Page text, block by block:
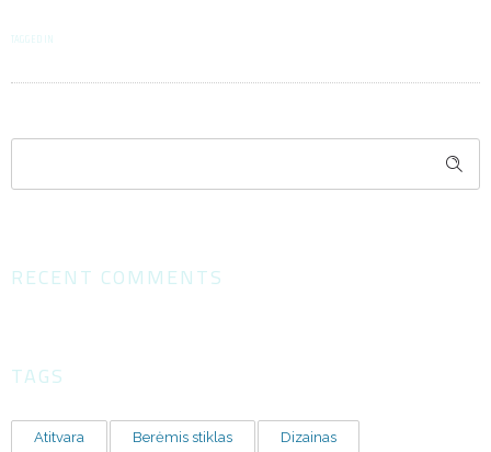
TAGGED IN
RECENT COMMENTS
TAGS
Atitvara Berėmis stiklas Dizainas